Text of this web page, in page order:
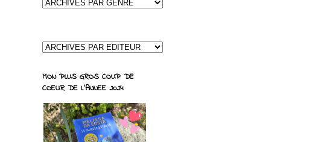
MON PLUS GROS COUP DE
COEUR DE L'ANNEE 2024